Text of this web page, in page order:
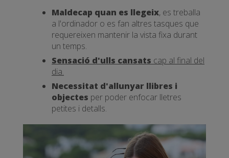
Maldecap quan es llegeix, es treballa
a l'ordinador o es fan altres tasques que
requereixen mantenir la vista fixa durant
un temps.
Sensació d'ulls cansats cap al final del
dia.
Necessitat d'allunyar llibres i
objectes per poder enfocar lletres
petites i detalls.